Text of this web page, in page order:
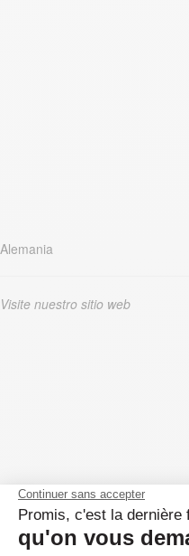
Alemania
Visite nuestro sitio web